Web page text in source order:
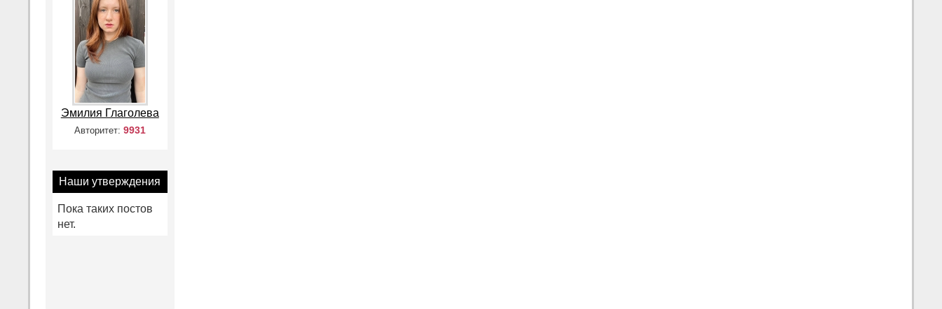
Эмилия Глаголева
Авторитет: 9931
Наши утверждения
Пока таких постов
нет.